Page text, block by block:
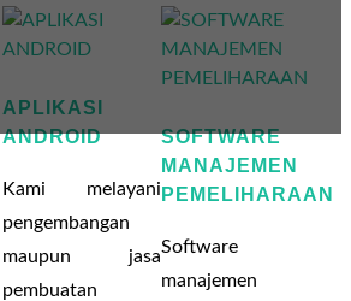
APLIKASI
ANDROID
Kami melayani
pengembangan
maupun jasa
pembuatan
SOFTWARE
MANAJEMEN
PEMELIHARAAN
Software
manajemen